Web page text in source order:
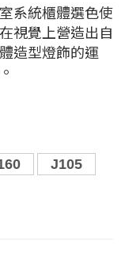
系統櫃體選色使
視覺上營造出自
造型燈飾的運
J105